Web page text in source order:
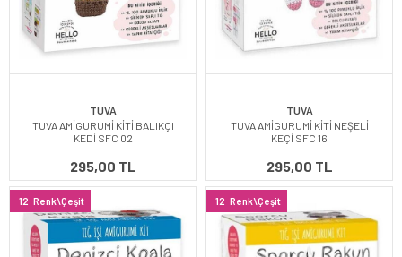
TUVA
TUVA AMİGURUMİ KİTİ BALIKÇI
KEDİ SFC 02
295,00 TL
TUVA
TUVA AMİGURUMİ KİTİ NEŞELİ
KEÇİ SFC 16
295,00 TL
12 Renk\Çeşit 12 Renk\Çeşit